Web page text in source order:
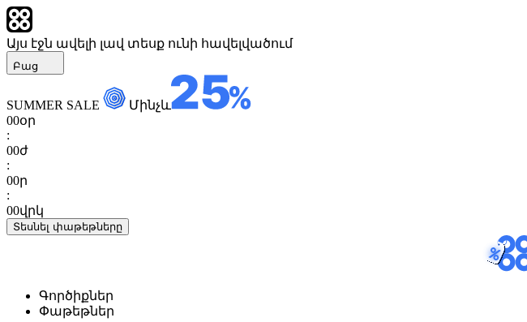
Այս էջն ավելի լավ տեսք ունի հավելվածում
Բաց
SUMMER SALE
Մինչև
00օր
:
00ժ
:
00ր
:
00վրկ
Տեսնել փաթեթները
Գործիքներ
Փաթեթներ